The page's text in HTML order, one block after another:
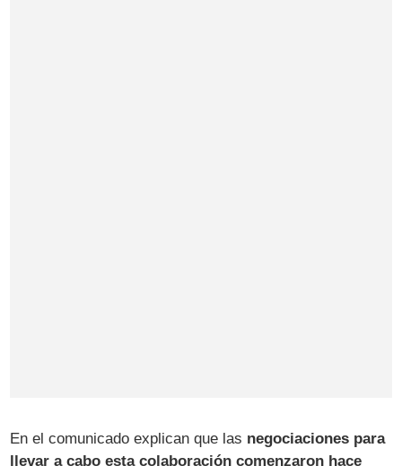
En el comunicado explican que las negociaciones para
llevar a cabo esta colaboración comenzaron hace